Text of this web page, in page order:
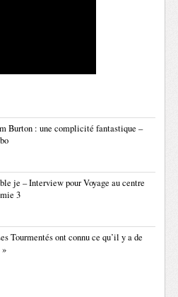
Burton : une complicité fantastique –
je – Interview pour Voyage au centre
3
Tourmentés ont connu ce qu’il y a de
»